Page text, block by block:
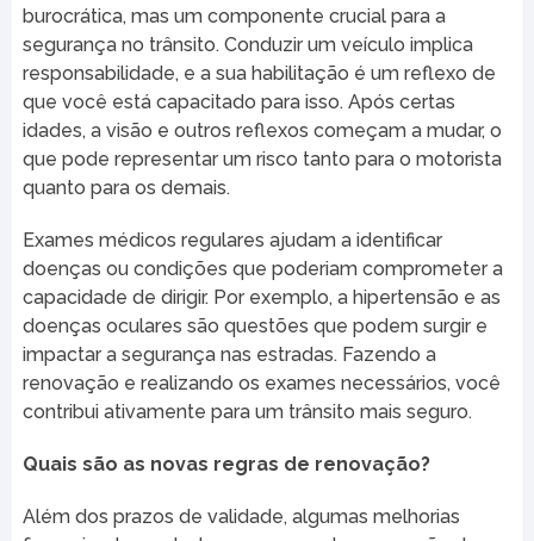
burocrática, mas um componente crucial para a
segurança no trânsito. Conduzir um veículo implica
responsabilidade, e a sua habilitação é um reflexo de
que você está capacitado para isso. Após certas
idades, a visão e outros reflexos começam a mudar, o
que pode representar um risco tanto para o motorista
quanto para os demais.
Exames médicos regulares ajudam a identificar
doenças ou condições que poderiam comprometer a
capacidade de dirigir. Por exemplo, a hipertensão e as
doenças oculares são questões que podem surgir e
impactar a segurança nas estradas. Fazendo a
renovação e realizando os exames necessários, você
contribui ativamente para um trânsito mais seguro.
Quais são as novas regras de renovação?
Além dos prazos de validade, algumas melhorias